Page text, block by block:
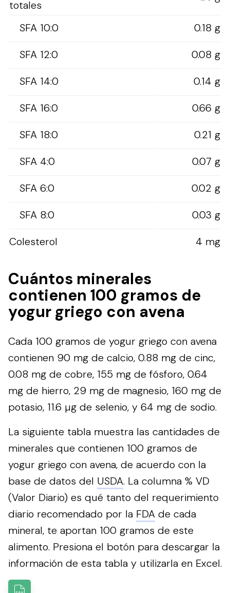
totales
SFA 10:0
0.18 g
SFA 12:0
0.08 g
SFA 14:0
0.14 g
SFA 16:0
0.66 g
SFA 18:0
0.21 g
SFA 4:0
0.07 g
SFA 6:0
0.02 g
SFA 8:0
0.03 g
Colesterol
4 mg
Cuántos minerales
contienen 100 gramos de
yogur griego con avena
Cada 100 gramos de yogur griego con avena
contienen 90 mg de calcio, 0.88 mg de cinc,
0.08 mg de cobre, 155 mg de fósforo, 0.64
mg de hierro, 29 mg de magnesio, 160 mg de
potasio, 11.6 µg de selenio, y 64 mg de sodio.
La siguiente tabla muestra las cantidades de
minerales que contienen 100 gramos de
yogur griego con avena, de acuerdo con la
base de datos del USDA. La columna % VD
(Valor Diario) es qué tanto del requerimiento
diario recomendado por la FDA de cada
mineral, te aportan 100 gramos de este
alimento. Presiona el botón para descargar la
información de esta tabla y utilizarla en Excel.